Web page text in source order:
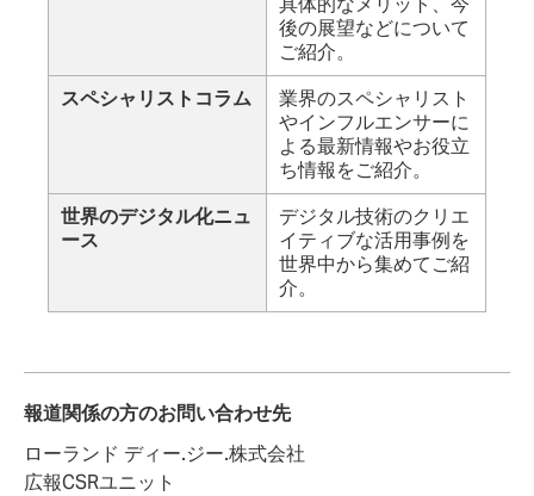
後の展望などについて
ご紹介。
スペシャリストコラム
業界のスペシャリスト
やインフルエンサーに
よる最新情報やお役立
ち情報をご紹介。
世界のデジタル化ニュ
ース
デジタル技術のクリエ
イティブな活用事例を
世界中から集めてご紹
介。
報道関係の方のお問い合わせ先
ローランド ディー.ジー.株式会社
広報CSRユニット